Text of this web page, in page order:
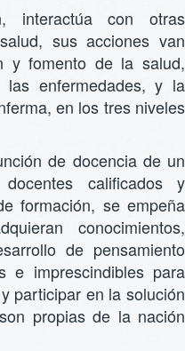
interactúa con otras
sus acciones van
y fomento de la salud,
las enfermedades, y la
en los tres niveles
de docencia de un
calificados y
formación, se empeña
conocimientos,
de pensamiento
e imprescindibles para
participar en la solución
propias de la nación